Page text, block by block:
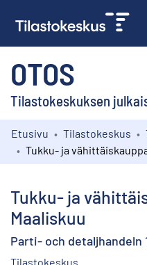
OTOS
Tilastokeskuksen
Kokoelmat
Etusivu Tilastokeskus
Tukku- ja
Maaliskuu
Parti- och detaljhandeln
Tilastokeskus